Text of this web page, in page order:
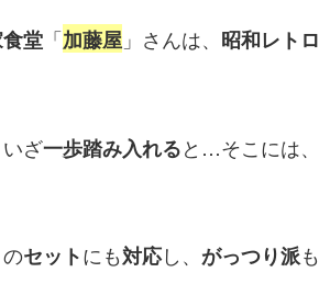
堂 「加藤屋 」さんは、 昭和レトロ
ざ一歩踏み入れると…そこには、
セットにも対応し、 がっつり派も